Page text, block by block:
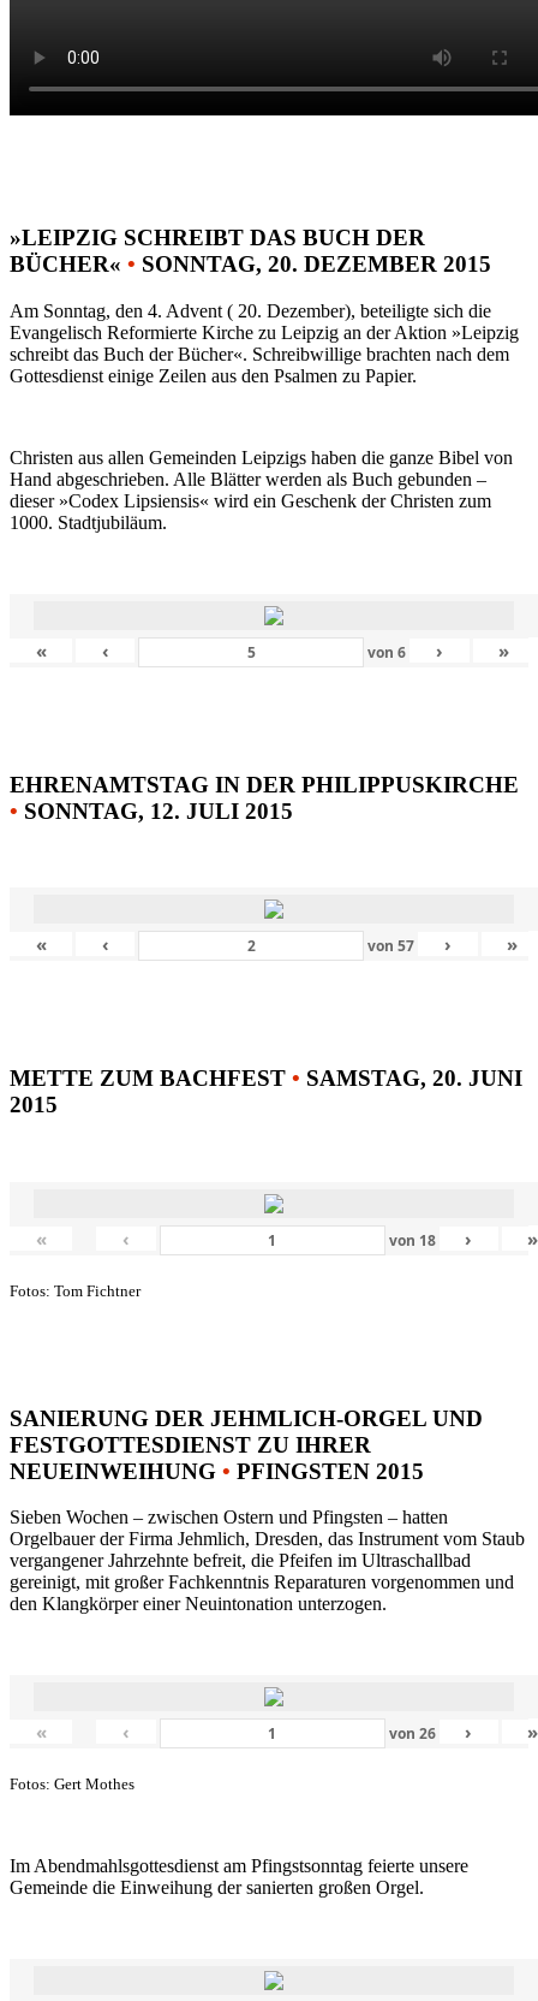
»LEIPZIG SCHREIBT DAS BUCH DER
BÜCHER« • SONNTAG, 20. DEZEMBER 2015
Am Sonntag, den 4. Advent ( 20. Dezember), beteiligte sich die
Evangelisch Reformierte Kirche zu Leipzig an der Aktion »Leipzig
schreibt das Buch der Bücher«. Schreibwillige brachten nach dem
Gottesdienst einige Zeilen aus den Psalmen zu Papier.
Christen aus allen Gemeinden Leipzigs haben die ganze Bibel von
Hand abgeschrieben. Alle Blätter werden als Buch gebunden –
dieser »Codex Lipsiensis« wird ein Geschenk der Christen zum
1000. Stadtjubiläum.
« ‹ von6 › »
EHRENAMTSTAG IN DER PHILIPPUSKIRCHE
• SONNTAG, 12. JULI 2015
« ‹ von57 › »
METTE ZUM BACHFEST • SAMSTAG, 20. JUNI
2015
« ‹ von 18 › »
Fotos: Tom Fichtner
SANIERUNG DER JEHMLICH-ORGEL UND
FESTGOTTESDIENST ZU IHRER
NEUEINWEIHUNG • PFINGSTEN 2015
Sieben Wochen – zwischen Ostern und Pfingsten – hatten
Orgelbauer der Firma Jehmlich, Dresden, das Instrument vom Staub
vergangener Jahrzehnte befreit, die Pfeifen im Ultraschallbad
gereinigt, mit großer Fachkenntnis Reparaturen vorgenommen und
den Klangkörper einer Neuintonation unterzogen.
« ‹ von 26 › »
Fotos: Gert Mothes
Im Abendmahlsgottesdienst am Pfingstsonntag feierte unsere
Gemeinde die Einweihung der sanierten großen Orgel.